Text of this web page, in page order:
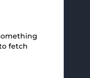
fetch